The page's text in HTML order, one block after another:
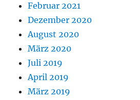
Februar 2021
Dezember 2020
August 2020
März 2020
Juli 2019
April 2019
März 2019